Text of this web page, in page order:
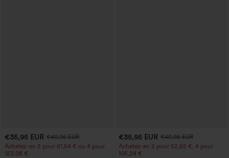
€35,95 EUR €40,95 EUR
Achetez-en 2 pour 61,54 € ou 4 pour
123,08 €.
€35,95 EUR €40,95 EUR
Achetez-en 2 pour 52,62 €, 4 pour
105,24 €